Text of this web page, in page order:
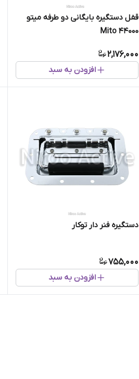
قفل دستگیره بایگانی دو طرفه میتو
Mito 44000
2,176,000
افزودن به سبد
دستگیره فنر دار توکار
755,000
افزودن به سبد